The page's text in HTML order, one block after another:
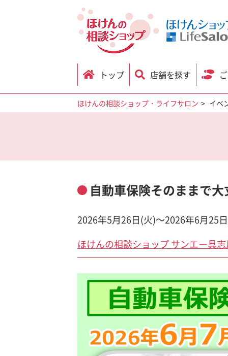
トップ 店舗を探す
ほけんの相談ショップ・ライフサロン イベ
自動車保険そのままで大
2026年5月26日(火)～2026年6月25
ほけんの相談ショップ サンエー具